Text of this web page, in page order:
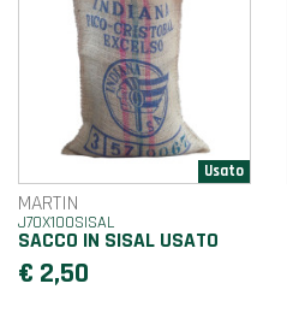
MARTIN
J70X100SISAL
SACCO IN SISAL USATO
€ 2,50